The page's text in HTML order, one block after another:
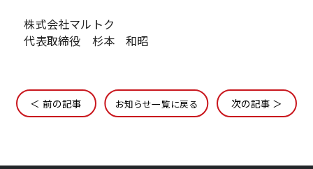
株式会社マルトク
代表取締役 杉本 和昭
＜ 前の記事 お知らせ一覧に戻る 次の記事 ＞